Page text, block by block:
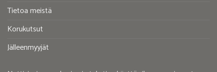
Tietoa meistä
Korukutsut
Jälleenmyyjät